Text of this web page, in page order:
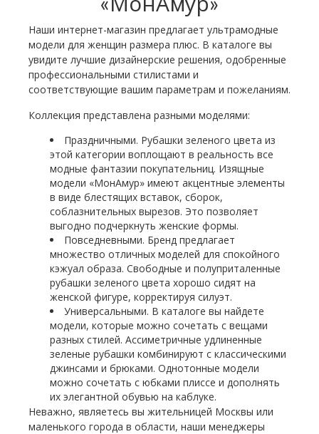
Наши интернет-магазин предлагает ультрамодные
модели для женщин размера плюс. В каталоге вы
увидите лучшие дизайнерские решения, одобренные
профессиональными стилистами и
соответствующие вашим параметрам и пожеланиям.
Коллекция представлена разными моделями:
Праздничными. Рубашки зеленого цвета из
этой категории воплощают в реальность все
модные фантазии покупательниц. Изящные
модели «МонАмур» имеют акцентные элементы
в виде блестящих вставок, сборок,
соблазнительных вырезов. Это позволяет
выгодно подчеркнуть женские формы.
Повседневными. Бренд предлагает
множество отличных моделей для спокойного
кэжуал образа. Свободные и полуприталенные
рубашки зеленого цвета хорошо сидят на
женской фигуре, корректируя силуэт.
Универсальными. В каталоге вы найдете
модели, которые можно сочетать с вещами
разных стилей. Ассиметричные удлиненные
зеленые рубашки комбинируют с классическими
джинсами и брюками. Однотонные модели
можно сочетать с юбками плиссе и дополнять
их элегантной обувью на каблуке.
Неважно, являетесь вы жительницей Москвы или
маленького города в области, наши менеджеры